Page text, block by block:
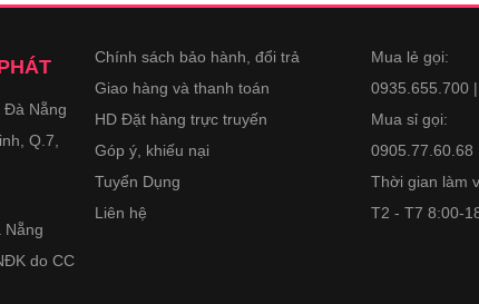
Đà Nẵng
Q.7,
Nẵng
do CC
Chính sách bảo hành, đổi trả
Giao hàng và thanh toán
HD Đặt hàng trực truyến
Góp ý, khiếu nại
Tuyển Dụng
Liên hệ
Mua lẻ gọi:
0935.655.700
Mua sỉ gọi:
0905.77.60.68
Thời gian làm
T2 - T7 8:00-